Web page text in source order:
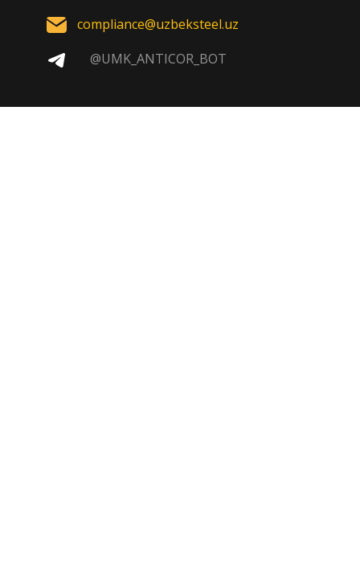
compliance@uzbeksteel.uz
@UMK_ANTICOR_BOT